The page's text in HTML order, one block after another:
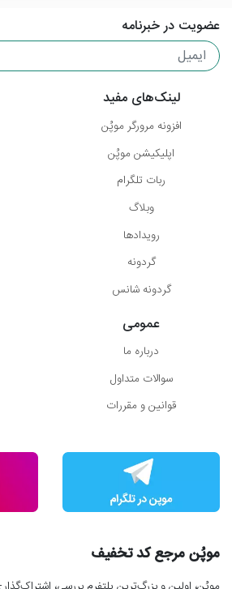
عضویت در خبرنامه
لینک‌های مفید
افزونه مرورگر موپُن
اپلیکیشن موپُن
ربات تلگرام
وبلاگ
رویدادها
گردونه
گردونه شانس
عمومی
درباره ما
سوالات متداول
قوانین و مقررات
موپُن مرجع کد تخفیف